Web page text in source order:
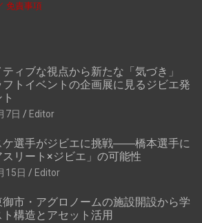
免責事項
ィブな視点から新たな「気づき」
トイベントの企画展に見るジビエ発
7日 Editor
ケ選手がジビエに挑戦――橋本選手に
スリート×ジビエ」の可能性
15日 Editor
市・アグロノームの施設開設から学
構造とアセット活用